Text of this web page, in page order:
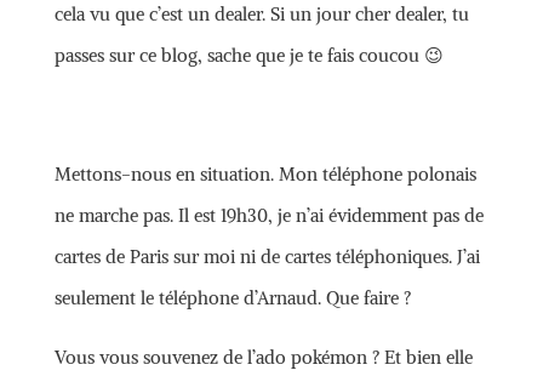
cela vu que c’est un dealer. Si un jour cher dealer, tu
passes sur ce blog, sache que je te fais coucou 😉
Mettons-nous en situation. Mon téléphone polonais
ne marche pas. Il est 19h30, je n’ai évidemment pas de
cartes de Paris sur moi ni de cartes téléphoniques. J’ai
seulement le téléphone d’Arnaud. Que faire ?
Vous vous souvenez de l’ado pokémon ? Et bien elle